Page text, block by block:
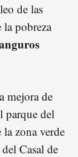
de las
pobreza
mejora de
parque del
zona verde
Casal de